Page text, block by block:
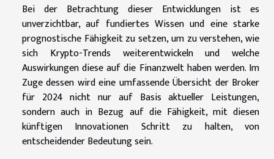
Bei der Betrachtung dieser Entwicklungen ist es
unverzichtbar, auf fundiertes Wissen und eine starke
prognostische Fähigkeit zu setzen, um zu verstehen, wie
sich Krypto-Trends weiterentwickeln und welche
Auswirkungen diese auf die Finanzwelt haben werden. Im
Zuge dessen wird eine umfassende Übersicht der Broker
für 2024 nicht nur auf Basis aktueller Leistungen,
sondern auch in Bezug auf die Fähigkeit, mit diesen
künftigen Innovationen Schritt zu halten, von
entscheidender Bedeutung sein.